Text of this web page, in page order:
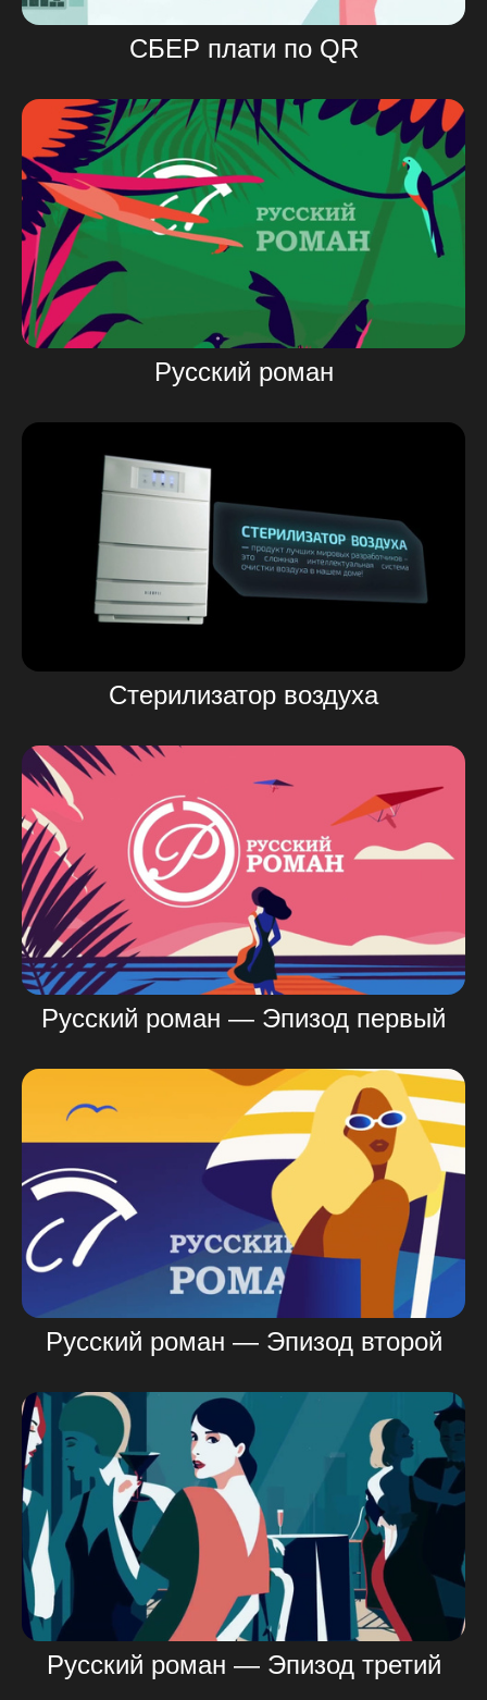
СБЕР плати по QR
Русский роман
Стерилизатор воздуха
Русский роман — Эпизод первый
Русский роман — Эпизод второй
Русский роман — Эпизод третий